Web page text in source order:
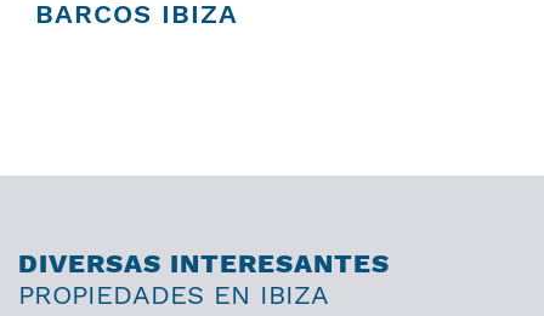
BARCOS IBIZA
DIVERSAS INTERESANTES
PROPIEDADES EN IBIZA